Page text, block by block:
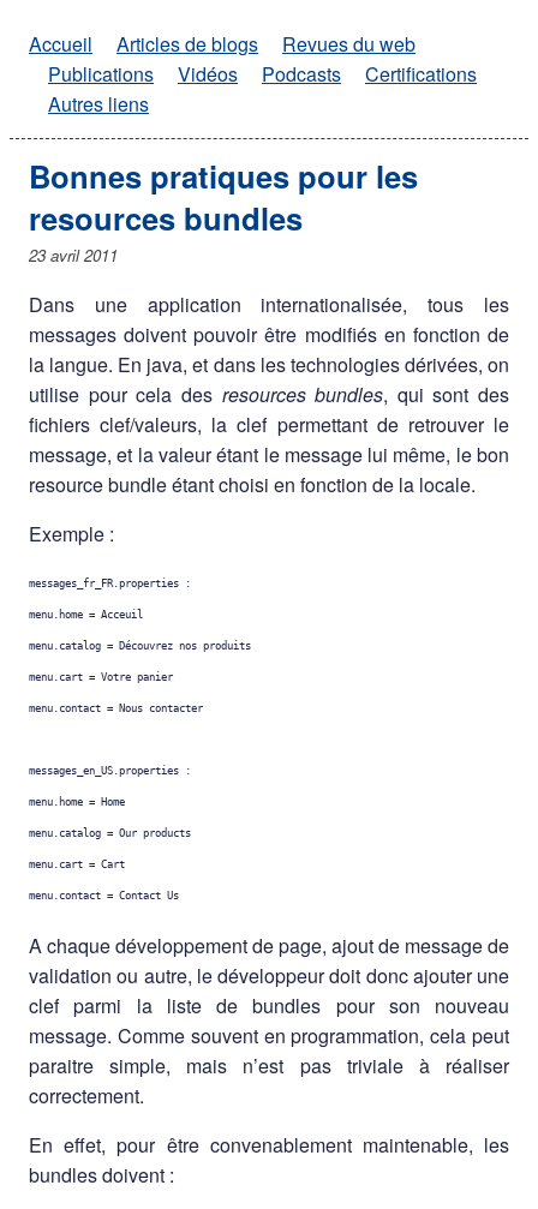
Accueil Articles de blogs
Revues du web
Publications
Vidéos Podcasts
Certifications
Autres liens
Bonnes pratiques pour les
resources bundles
23 avril 2011
Dans une application internationalisée, tous les
messages doivent pouvoir être modifiés en fonction de
la langue. En java, et dans les technologies dérivées, on
utilise pour cela des resources bundles, qui sont des
fichiers clef/valeurs, la clef permettant de retrouver le
message, et la valeur étant le message lui même, le bon
resource bundle étant choisi en fonction de la locale.
Exemple :
messages_fr_FR.properties :
menu.home = Acceuil
menu.catalog = Découvrez nos produits
menu.cart = Votre panier
menu.contact = Nous contacter
messages_en_US.properties :
menu.home = Home
menu.catalog = Our products
menu.cart = Cart
menu.contact = Contact Us
A chaque développement de page, ajout de message de
validation ou autre, le développeur doit donc ajouter une
clef parmi la liste de bundles pour son nouveau
message. Comme souvent en programmation, cela peut
paraitre simple, mais n’est pas triviale à réaliser
correctement.
En effet, pour être convenablement maintenable, les
bundles doivent :